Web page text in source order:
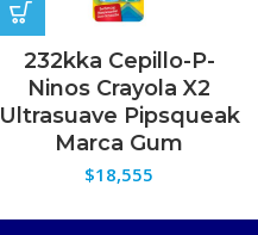
232kka Cepillo-P-
Ninos Crayola X2
Ultrasuave Pipsqueak
Marca Gum
$18,555